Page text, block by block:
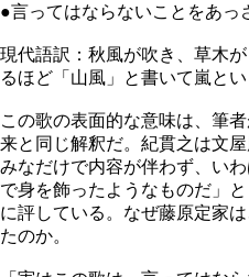
●言ってはならないことをあっ
現代語訳：秋風が吹き、草木
るほど「山風」と書いて嵐とい
この歌の表面的な意味は、筆
来と同じ解釈だ。紀貫之は文
みなだけで内容が伴わず、い
で身を飾ったようなものだ」
に評している。なぜ藤原定家
たのか。